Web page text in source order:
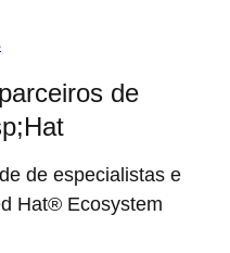
de
de especialistas e
Hat® Ecosystem